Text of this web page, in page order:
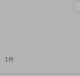
1件